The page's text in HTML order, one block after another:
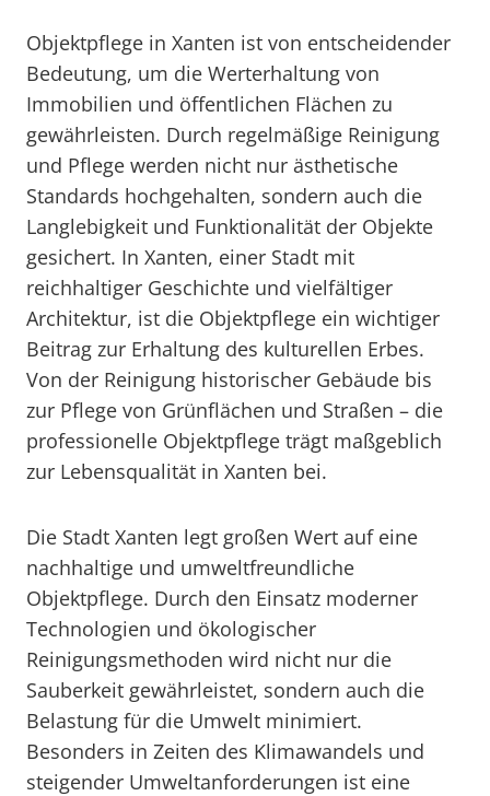
Objektpflege in Xanten ist von entscheidender
Bedeutung, um die Werterhaltung von
Immobilien und öffentlichen Flächen zu
gewährleisten. Durch regelmäßige Reinigung
und Pflege werden nicht nur ästhetische
Standards hochgehalten, sondern auch die
Langlebigkeit und Funktionalität der Objekte
gesichert. In Xanten, einer Stadt mit
reichhaltiger Geschichte und vielfältiger
Architektur, ist die Objektpflege ein wichtiger
Beitrag zur Erhaltung des kulturellen Erbes.
Von der Reinigung historischer Gebäude bis
zur Pflege von Grünflächen und Straßen – die
professionelle Objektpflege trägt maßgeblich
zur Lebensqualität in Xanten bei.
Die Stadt Xanten legt großen Wert auf eine
nachhaltige und umweltfreundliche
Objektpflege. Durch den Einsatz moderner
Technologien und ökologischer
Reinigungsmethoden wird nicht nur die
Sauberkeit gewährleistet, sondern auch die
Belastung für die Umwelt minimiert.
Besonders in Zeiten des Klimawandels und
steigender Umweltanforderungen ist eine